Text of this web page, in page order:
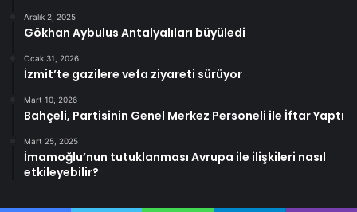
Aralık 2, 2025
Gökhan Aybulus Antalyalıları büyüledi
Ocak 31, 2026
İzmit’te gazilere vefa ziyareti sürüyor
Mart 10, 2026
Bahçeli, Partisinin Genel Merkez Personeli ile İftar Yaptı
Mart 25, 2025
İmamoğlu’nun tutuklanması Avrupa ile ilişkileri nasıl
etkileyebilir?